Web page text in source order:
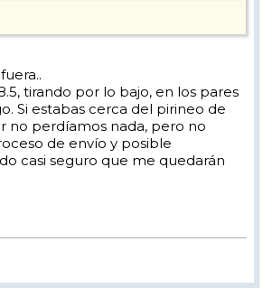
tirando por lo bajo, en los pares
Si estabas cerca del pirineo de
no perdíamos nada, pero no
de envío y posible
casi seguro que me quedarán